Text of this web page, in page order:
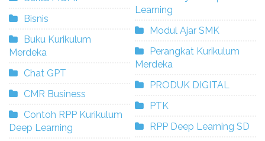
Bisnis
Buku Kurikulum
Merdeka
Chat GPT
CMR Business
Contoh RPP Kurikulum
Deep Learning
Learning
Modul Ajar SMK
Perangkat Kurikulum
Merdeka
PRODUK DIGITAL
PTK
RPP Deep Learning SD